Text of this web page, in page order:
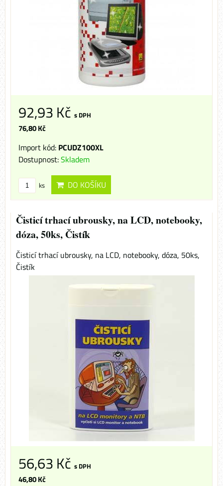
92,93 Kč s DPH
76,80 Kč
Import kód: PCUDZ100XL
Dostupnost:Skladem
ks DO KOŠÍKU
Čisticí trhací ubrousky, na LCD, notebooky,
dóza, 50ks, Čistík
Čisticí trhací ubrousky, na LCD, notebooky, dóza, 50ks,
Čistík
56,63 Kč s DPH
46,80 Kč